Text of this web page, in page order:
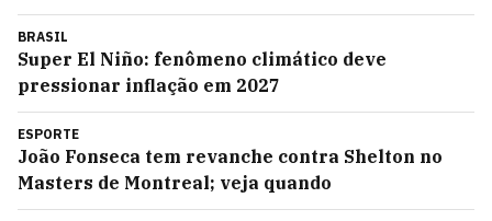
BRASIL
Super El Niño: fenômeno climático deve
pressionar inflação em 2027
ESPORTE
João Fonseca tem revanche contra Shelton no
Masters de Montreal; veja quando